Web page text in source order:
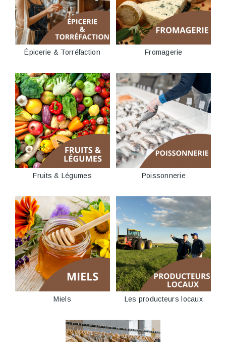
Épicerie & Torréfaction Fromagerie
Fruits & Légumes Poissonnerie
Miels Les producteurs locaux